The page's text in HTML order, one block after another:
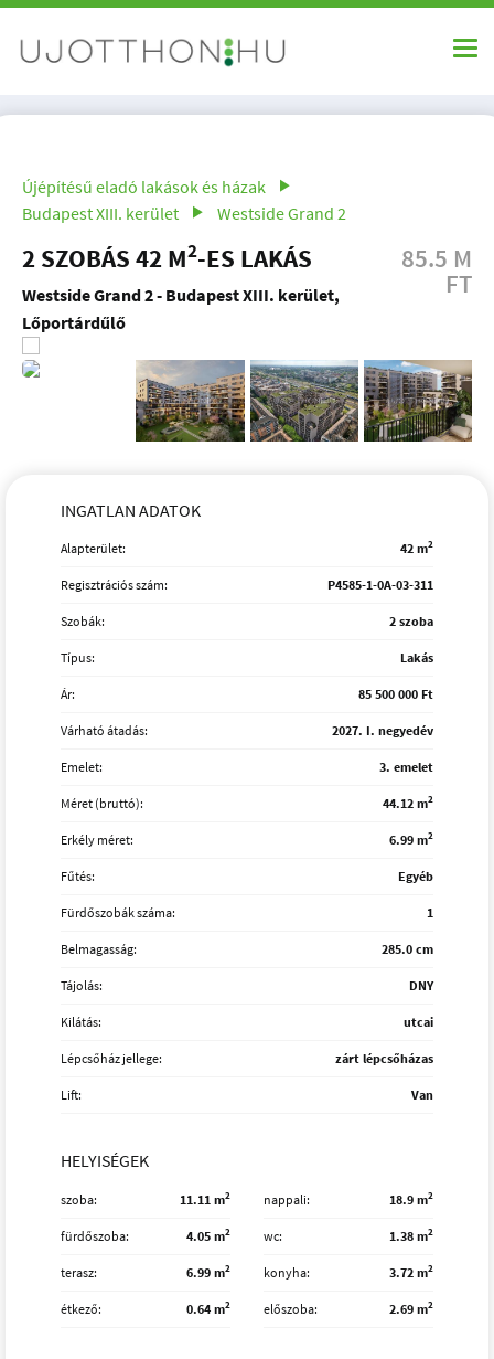
Újépítésű eladó lakások és házak
Budapest XIII. kerület
Westside Grand 2
2 SZOBÁS 42 M2-ES LAKÁS
Westside Grand 2 - Budapest XIII. kerület,
Lőportárdűlő
85.5 M
FT
INGATLAN ADATOK
Alapterület: 42 m2
Regisztrációs szám: P4585-1-0A-03-311
Szobák: 2 szoba
Típus: Lakás
Ár: 85 500 000 Ft
Várható átadás: 2027. I. negyedév
Emelet: 3. emelet
Méret (bruttó): 44.12 m2
Erkély méret: 6.99 m2
Fűtés: Egyéb
Fürdőszobák száma: 1
Belmagasság: 285.0 cm
Tájolás: DNY
Kilátás: utcai
Lépcsőház jellege: zárt lépcsőházas
Lift: Van
HELYISÉGEK
szoba 11.11 m2 nappali 18.9 m2
fürdőszoba 4.05 m2 wc 1.38 m2
terasz 6.99 m2 konyha 3.72 m2
étkező 0.64 m2 előszoba 2.69 m2